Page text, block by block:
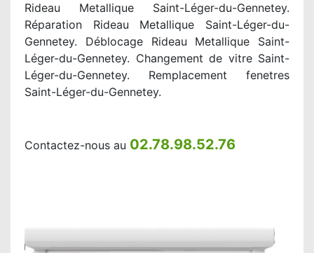
Rideau Metallique Saint-Léger-du-Gennetey.
Réparation Rideau Metallique Saint-Léger-du-
Gennetey. Déblocage Rideau Metallique Saint-
Léger-du-Gennetey. Changement de vitre Saint-
Léger-du-Gennetey. Remplacement fenetres
Saint-Léger-du-Gennetey.
Contactez-nous au 02.78.98.52.76